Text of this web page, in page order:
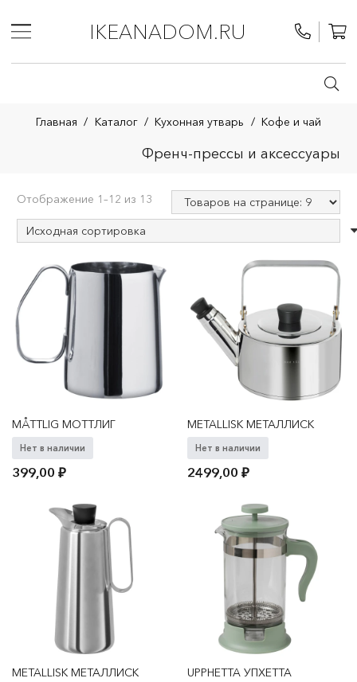
IKEANADOM.RU
Главная / Каталог / Кухонная утварь / Кофе и чай
Френч-прессы и аксессуары
Отображение 1–12 из 13
MÅTTLIG МОТТЛИГ
Нет в наличии
399,00₽
METALLISK МЕТАЛЛИСК
Нет в наличии
2499,00₽
METALLISK МЕТАЛЛИСК UPPHETTA УПХЕТТА